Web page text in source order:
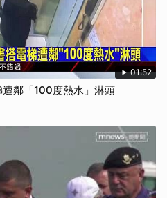
01:52
鄰「100度熱水」淋頭